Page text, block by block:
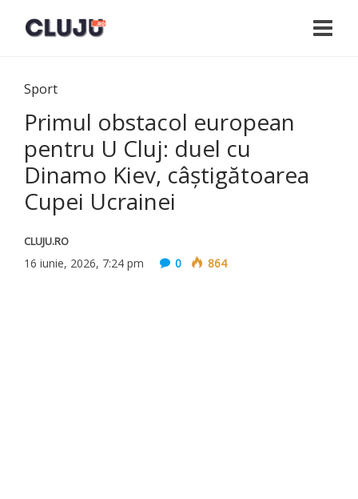
Sport
Primul obstacol european
pentru U Cluj: duel cu
Dinamo Kiev, câștigătoarea
Cupei Ucrainei
CLUJU.RO
16 iunie, 2026, 7:24 pm 0 864